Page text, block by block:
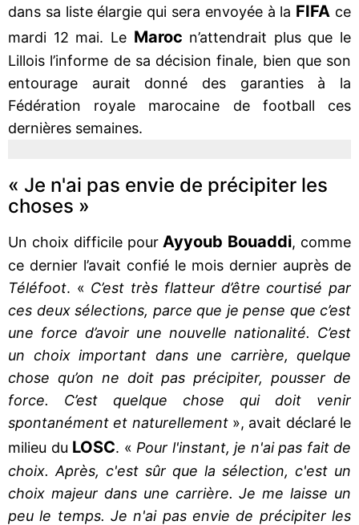
dans sa liste élargie qui sera envoyée à la FIFA ce
mardi 12 mai. Le Maroc n’attendrait plus que le
Lillois l’informe de sa décision finale, bien que son
entourage aurait donné des garanties à la
Fédération royale marocaine de football ces
dernières semaines.
« Je n'ai pas envie de précipiter les
choses »
Un choix difficile pour Ayyoub Bouaddi, comme
ce dernier l’avait confié le mois dernier auprès de
Téléfoot. « C’est très flatteur d’être courtisé par
ces deux sélections, parce que je pense que c’est
une force d’avoir une nouvelle nationalité. C’est
un choix important dans une carrière, quelque
chose qu’on ne doit pas précipiter, pousser de
force. C’est quelque chose qui doit venir
spontanément et naturellement », avait déclaré le
milieu du LOSC. « Pour l'instant, je n'ai pas fait de
choix. Après, c'est sûr que la sélection, c'est un
choix majeur dans une carrière. Je me laisse un
peu le temps. Je n'ai pas envie de précipiter les